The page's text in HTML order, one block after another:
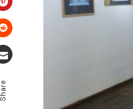
Pinterest
Stumbleupon